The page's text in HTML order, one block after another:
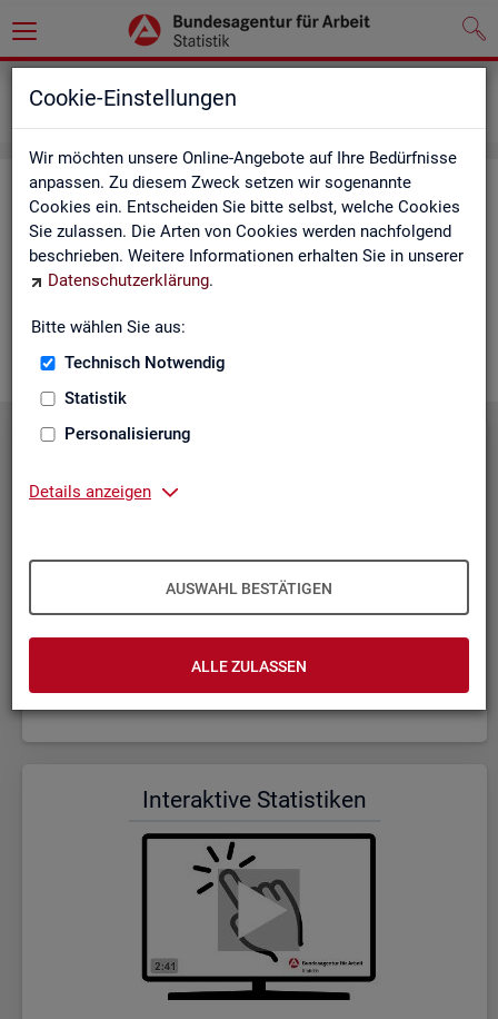
Cookie-Einstellungen
Wir möchten unsere Online-Angebote auf Ihre Bedürfnisse
anpassen. Zu diesem Zweck setzen wir sogenannte
Cookies ein. Entscheiden Sie bitte selbst, welche Cookies
Sie zulassen. Die Arten von Cookies werden nachfolgend
beschrieben. Weitere Informationen erhalten Sie in unserer
Datenschutzerklärung.
Bitte wählen Sie aus:
Technisch Notwendig
Statistik
Personalisierung
Details anzeigen
AUSWAHL BESTÄTIGEN
ALLE ZULASSEN
Me­dia­thek
In der Me­dia­thek fin­den Sie leicht ver­ständ­li­che Kurz­vi­de­os
zu zen­tra­len The­men der Sta­tis­tik der BA. Wir er­gän­zen unser
Vi­deo­an­ge­bot nach und nach. Wün­schen Sie sich ein Video
zu einem be­stimm­ten Thema? Dann kon­tak­tie­ren Sie
In­ter­ak­ti­ve Sta­tis­ti­ken